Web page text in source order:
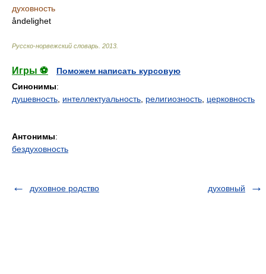
духовность
åndelighet
Русско-норвежский словарь 2013
Игры ⚽
Поможем написать курсовую
Синонимы:
душевность интеллектуальность религиозность церковность
Антонимы:
бездуховность
духовное родство духовный